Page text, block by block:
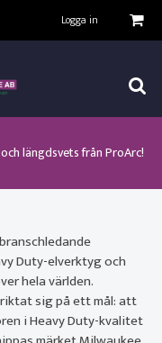
Logga in
kampanjer!
för automation från ProArc!
längdsvets från ProArc!
ET 230iP AC/DC!
AC/DC från Kemppi!
från ESAB EPR-X1.1!
220 Auto från Kemppi!
Duty-elverktyg och
hela världen.
sig på ett mål: att
i Heavy Duty-kvalitet
TILL KASSAN